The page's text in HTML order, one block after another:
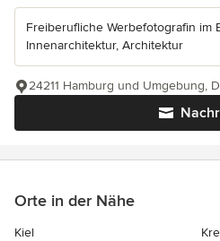
Freiberufliche Werbefotografin im
Innenarchitektur, Architektur
24211 Hamburg und Umgebung,
Orte in der Nähe
Kiel